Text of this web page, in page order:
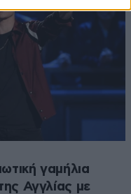
γαμήλια
Αγγλίας με